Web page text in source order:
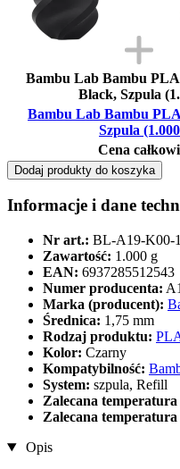
Bambu Lab Bambu
Black, Szpula
Bambu Lab Bambu
Szpula
Cena
Dodaj produkty do koszyka
Informacje i dane
Nr art.: BL-A19-K00-
Zawartość: 1.000 g
EAN: 6937285512543
Numer producenta:
Marka (producent):
Średnica: 1,75 mm
Rodzaj produktu:
Kolor: Czarny
Kompatybilność:
System: szpula, Refill
Zalecana
Zalecana
Opis